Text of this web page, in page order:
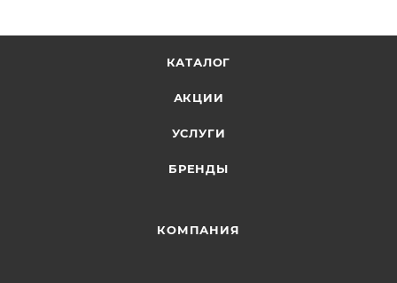
КАТАЛОГ
АКЦИИ
УСЛУГИ
БРЕНДЫ
КОМПАНИЯ